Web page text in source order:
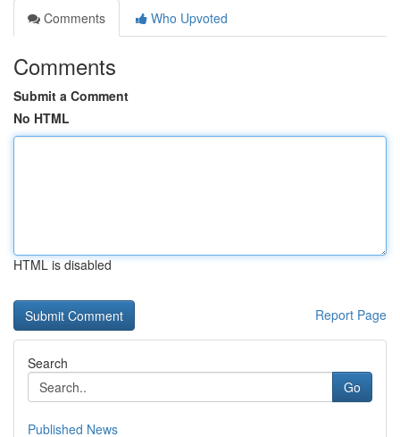
Comments
Who Upvoted
Comments
Submit a Comment
No HTML
HTML is disabled
Report Page
Search
Go
Published News